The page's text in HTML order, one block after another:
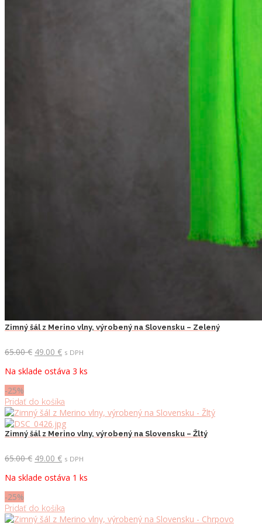
Zimný šál z Merino vlny, výrobený na Slovensku – Zelený
65.00€ Pôvodná
bola:
49.00 €Aktuálna
je:
s DPH
Na sklade ostáva 3 ks
-25%
Pridať do košíka
Zimný šál z Merino vlny, výrobený na Slovensku – Žltý
65.00€ Pôvodná
bola:
49.00 €Aktuálna
je:
s DPH
Na sklade ostáva 1 ks
-25%
Pridať do košíka